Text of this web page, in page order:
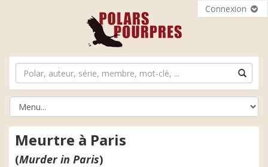
Connexion
Meurtre à Paris
(Murder in Paris)